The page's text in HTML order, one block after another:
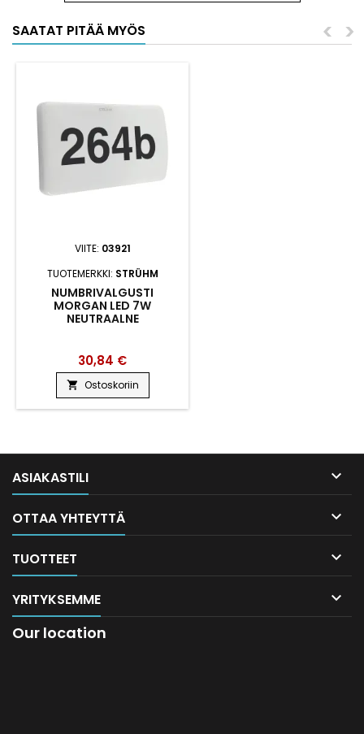
SAATAT PITÄÄ MYÖS >
<
VIITE: 03921
TUOTEMERKKI: STRÜHM
NUMBRIVALGUSTI
MORGAN LED 7W
NEUTRAALNE
30,84 €
 Ostoskoriin
ASIAKASTILI 
OTTAA YHTEYTTÄ 
TUOTTEET 
YRITYKSEMME 
Our location